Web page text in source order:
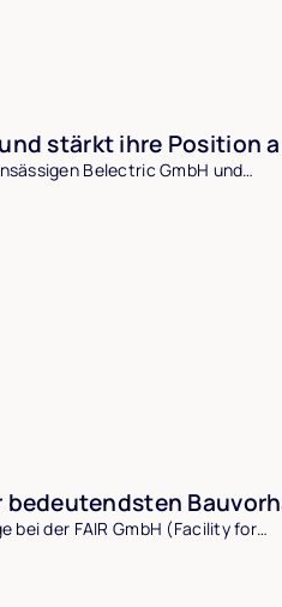
stärkt ihre Position
Belectric GmbH und…
bedeutendsten
bei der FAIR GmbH (Facility for…